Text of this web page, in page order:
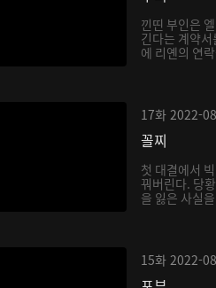
낀띤 부인은
긴다는 계약
에 리옌의 연
17화 2022-
꼴찌
첫 대결에서
꿔버린다. 당
을 잃은 사실
15화 2022-